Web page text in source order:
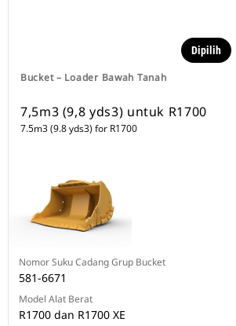
Bucket – Loader Bawah Tanah
Dipilih
7,5m3 (9,8 yds3) untuk R1700
7.5m3 (9.8 yds3) for R1700
Nomor Suku Cadang Grup Bucket
581-6671
Model Alat Berat
R1700 dan R1700 XE